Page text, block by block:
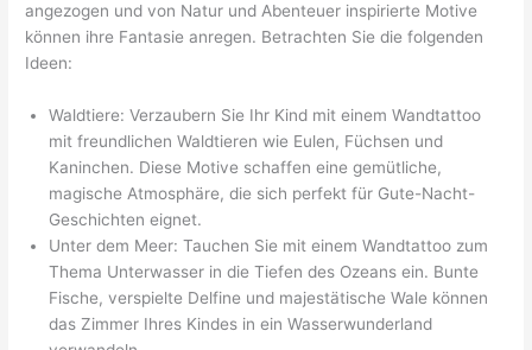
angezogen und von Natur und Abenteuer inspirierte Motive
können ihre Fantasie anregen. Betrachten Sie die folgenden
Ideen:
Waldtiere: Verzaubern Sie Ihr Kind mit einem Wandtattoo
mit freundlichen Waldtieren wie Eulen, Füchsen und
Kaninchen. Diese Motive schaffen eine gemütliche,
magische Atmosphäre, die sich perfekt für Gute-Nacht-
Geschichten eignet.
Unter dem Meer: Tauchen Sie mit einem Wandtattoo zum
Thema Unterwasser in die Tiefen des Ozeans ein. Bunte
Fische, verspielte Delfine und majestätische Wale können
das Zimmer Ihres Kindes in ein Wasserwunderland